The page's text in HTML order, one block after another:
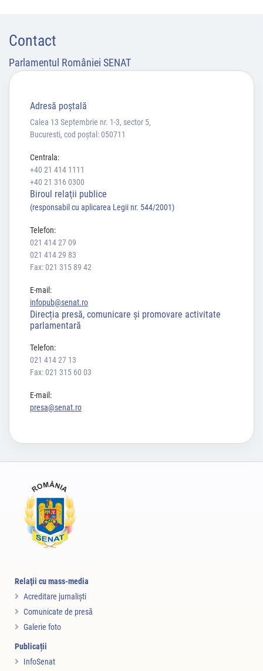
Contact
Parlamentul României SENAT
Adresă poştală
Calea 13 Septembrie nr. 1-3, sector 5,
Bucuresti, cod poștal: 050711
Centrala:
+40 21 414 1111
+40 21 316 0300
Biroul relaţii publice
(responsabil cu aplicarea Legii nr. 544/2001)
Telefon:
021 414 27 09
021 414 29 83
Fax: 021 315 89 42
E-mail:
infopub@senat.ro
Direcția presă, comunicare și promovare activitate
parlamentară
Telefon:
021 414 27 13
Fax: 021 315 60 03
E-mail:
presa@senat.ro
Relaţii cu mass-media
Acreditare jurnalişti
Comunicate de presă
Galerie foto
Publicații
InfoSenat